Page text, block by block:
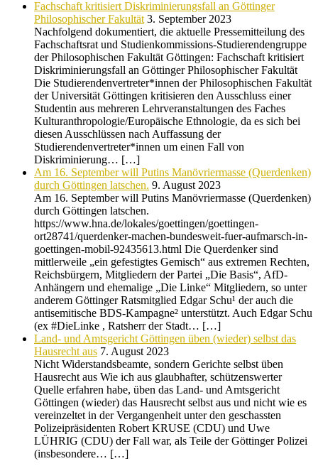
Fachschaft kritisiert Diskriminierungsfall an Göttinger
Philosophischer Fakultät 3. September 2023
Nachfolgend dokumentiert, die aktuelle Pressemitteilung des
Fachschaftsrat und Studienkommissions-Studierendengruppe
der Philosophischen Fakultät Göttingen: Fachschaft kritisiert
Diskriminierungsfall an Göttinger Philosophischer Fakultät
Die Studierendenvertreter*innen der Philosophischen Fakultät
der Universität Göttingen kritisieren den Ausschluss einer
Studentin aus mehreren Lehrveranstaltungen des Faches
Kulturanthropologie/Europäische Ethnologie, da es sich bei
diesen Ausschlüssen nach Auffassung der
Studierendenvertreter*innen um einen Fall von
Diskriminierung… […]
Am 16. September will Putins Manövriermasse (Querdenken)
durch Göttingen latschen. 9. August 2023
Am 16. September will Putins Manövriermasse (Querdenken)
durch Göttingen latschen.
https://www.hna.de/lokales/goettingen/goettingen-
ort28741/querdenker-machen-bundesweit-fuer-aufmarsch-in-
goettingen-mobil-92435613.html Die Querdenker sind
mittlerweile „ein gefestigtes Gemisch“ aus extremen Rechten,
Reichsbürgern, Mitgliedern der Partei „Die Basis“, AfD-
Anhängern und ehemalige „Die Linke“ Mitgliedern, so unter
anderem Göttinger Ratsmitglied Edgar Schu¹ der auch die
antisemitische BDS-Kampagne² unterstützt. Auch Edgar Schu
(ex #DieLinke , Ratsherr der Stadt… […]
Land- und Amtsgericht Göttingen üben (wieder) selbst das
Hausrecht aus 7. August 2023
Nicht Widerstandsbeamte, sondern Gerichte selbst üben
Hausrecht aus Wie ich aus glaubhafter, schützenswerter
Quelle erfahren habe, üben das Land- und Amtsgericht
Göttingen (wieder) das Hausrecht selbst aus und nicht wie es
vereinzeltet in der Vergangenheit unter den geschassten
Polizeipräsidenten Robert KRUSE (CDU) und Uwe
LÜHRIG (CDU) der Fall war, als Teile der Göttinger Polizei
(insbesondere… […]